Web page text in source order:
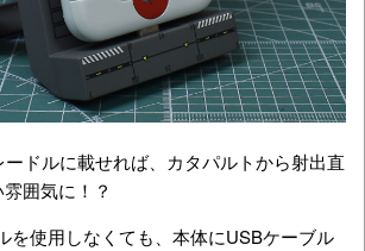
ドルに載せれば、カタパルトから射出直
囲気に！？
を使用しなくても、本体にUSBケーブル